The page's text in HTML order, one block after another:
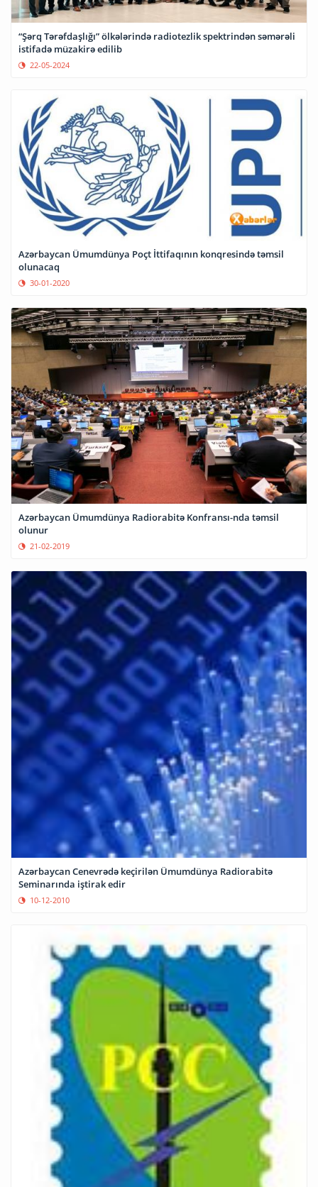
“Şərq Tərəfdaşlığı” ölkələrində radiotezlik spektrindən səmərəli
istifadə müzakirə edilib
22-05-2024
Azərbaycan Ümumdünya Poçt İttifaqının konqresində təmsil
olunacaq
30-01-2020
Azərbaycan Ümumdünya Radiorabitə Konfransı-nda təmsil
olunur
21-02-2019
Azərbaycan Cenevrədə keçirilən Ümumdünya Radiorabitə
Seminarında iştirak edir
10-12-2010